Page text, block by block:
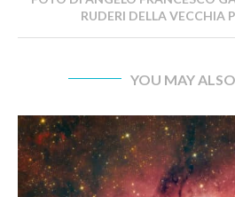
RUDERI DELLA VECCHIA
YOU MAY